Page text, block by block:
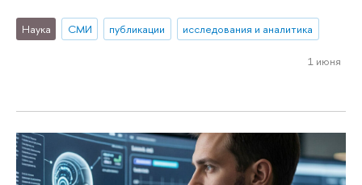
Наука СМИ публикации исследования и аналитика
1 июня